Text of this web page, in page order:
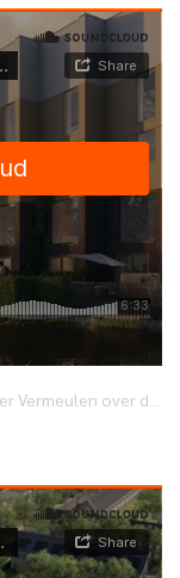
en het ontwerp van Park Vijfsluizen